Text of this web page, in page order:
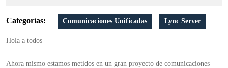
cliente
Categorías: Comunicaciones Unificadas Lync Server
Hola a todos
Ahora mismo estamos metidos en un gran proyecto de comunicaciones